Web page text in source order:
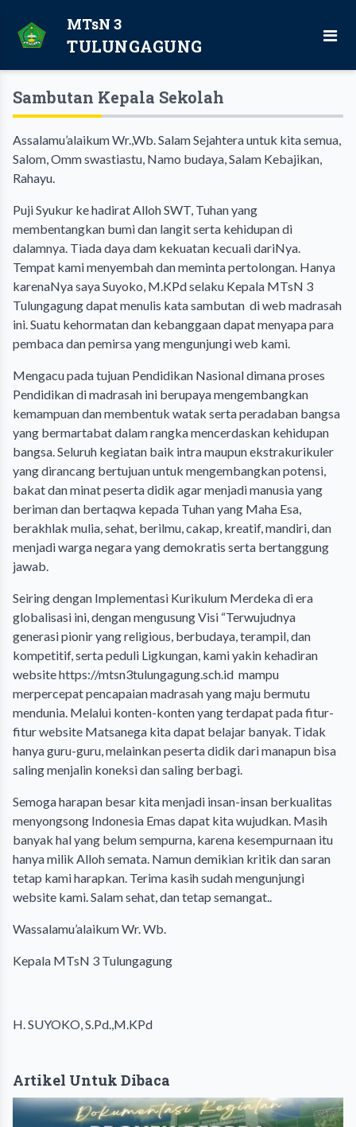
MTsN 3
TULUNGAGUNG
Sambutan Kepala Sekolah
Assalamu’alaikum Wr.,Wb. Salam Sejahtera untuk kita semua,
Salom, Omm swastiastu, Namo budaya, Salam Kebajikan,
Rahayu.
Puji Syukur ke hadirat Alloh SWT, Tuhan yang
membentangkan bumi dan langit serta kehidupan di
dalamnya. Tiada daya dam kekuatan kecuali dariNya.
Tempat kami menyembah dan meminta pertolongan. Hanya
karenaNya saya Suyoko, M.KPd selaku Kepala MTsN 3
Tulungagung dapat menulis kata sambutan di web madrasah
ini. Suatu kehormatan dan kebanggaan dapat menyapa para
pembaca dan pemirsa yang mengunjungi web kami.
Mengacu pada tujuan Pendidikan Nasional dimana proses
Pendidikan di madrasah ini berupaya mengembangkan
kemampuan dan membentuk watak serta peradaban bangsa
yang bermartabat dalam rangka mencerdaskan kehidupan
bangsa. Seluruh kegiatan baik intra maupun ekstrakurikuler
yang dirancang bertujuan untuk mengembangkan potensi,
bakat dan minat peserta didik agar menjadi manusia yang
beriman dan bertaqwa kepada Tuhan yang Maha Esa,
berakhlak mulia, sehat, berilmu, cakap, kreatif, mandiri, dan
menjadi warga negara yang demokratis serta bertanggung
jawab.
Seiring dengan Implementasi Kurikulum Merdeka di era
globalisasi ini, dengan mengusung Visi “Terwujudnya
generasi pionir yang religious, berbudaya, terampil, dan
kompetitif, serta peduli Ligkungan, kami yakin kehadiran
website https://mtsn3tulungagung.sch.id mampu
merpercepat pencapaian madrasah yang maju bermutu
mendunia. Melalui konten-konten yang terdapat pada fitur-
fitur website Matsanega kita dapat belajar banyak. Tidak
hanya guru-guru, melainkan peserta didik dari manapun bisa
saling menjalin koneksi dan saling berbagi.
Semoga harapan besar kita menjadi insan-insan berkualitas
menyongsong Indonesia Emas dapat kita wujudkan. Masih
banyak hal yang belum sempurna, karena kesempurnaan itu
hanya milik Alloh semata. Namun demikian kritik dan saran
tetap kami harapkan. Terima kasih sudah mengunjungi
website kami. Salam sehat, dan tetap semangat..
Wassalamu’alaikum Wr. Wb.
Kepala MTsN 3 Tulungagung
H. SUYOKO, S.Pd.,M.KPd
Artikel Untuk Dibaca